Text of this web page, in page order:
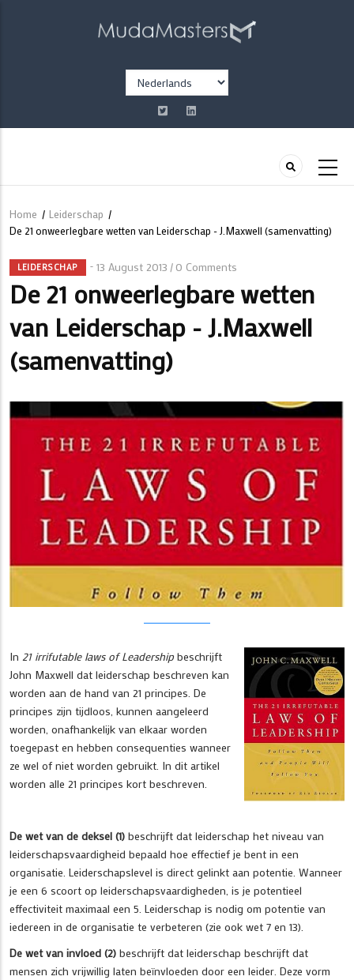
Select
your
language
Kruimelpad
Home / Leiderschap /
De 21 onweerlegbare wetten van Leiderschap - J.Maxwell (samenvatting)
LEIDERSCHAP 13 August 2013 / 0 Comments
De 21 onweerlegbare wetten
van Leiderschap - J.Maxwell
(samenvatting)
In 21 irrifutable laws of Leadership beschrijft
John Maxwell dat leiderschap beschreven kan
worden aan de hand van 21 principes. De
principes zijn tijdloos, kunnen aangeleerd
worden, onafhankelijk van elkaar worden
toegepast en hebben consequenties wanneer
ze wel of niet worden gebruikt. In dit artikel
worden alle 21 principes kort beschreven.
De wet van de deksel (1) beschrijft dat leiderschap het niveau van
leiderschapsvaardigheid bepaald hoe effectief je bent in een
organisatie. Leiderschapslevel is direct gelinkt aan potentie. Wanneer
je een 6 scoort op leiderschapsvaardigheden, is je potentieel
effectiviteit maximaal een 5. Leiderschap is nodig om potentie van
iedereen in de organisatie te verbeteren (zie ook wet 7 en 13).
De wet van invloed (2) beschrijft dat leiderschap beschrijft dat
mensen zich vrijwillig laten beïnvloeden door een leider. Deze vorm